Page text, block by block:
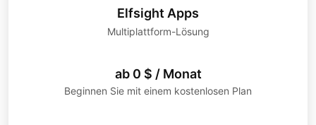
Elfsight Apps
Multiplattform-Lösung
ab 0 $ / Monat
Beginnen Sie mit einem kostenlosen Plan